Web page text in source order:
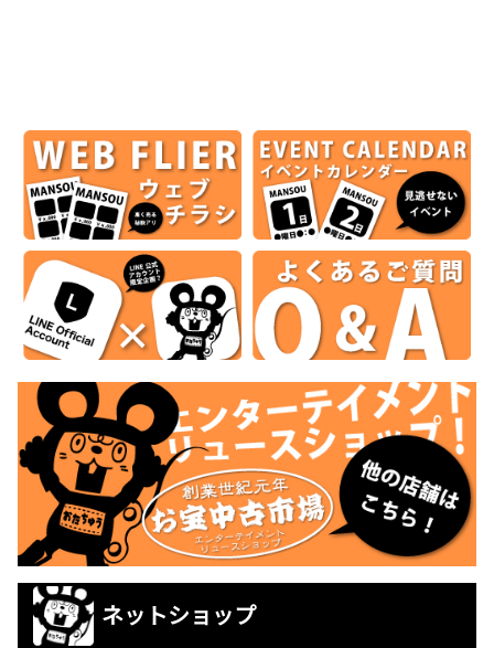
ネットショップ